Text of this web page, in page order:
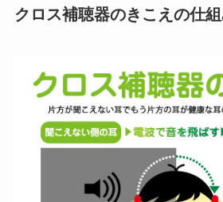
クロス補聴器のきこえの仕